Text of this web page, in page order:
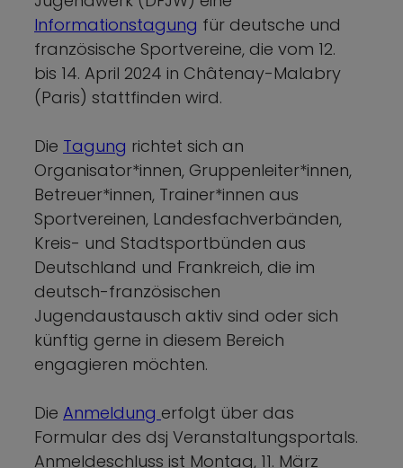
Informationstagung für deutsche und
französische Sportvereine, die vom 12.
bis 14. April 2024 in Châtenay-Malabry
(Paris) stattfinden wird.
Die Tagung richtet sich an
Organisator*innen, Gruppenleiter*innen,
Betreuer*innen, Trainer*innen aus
Sportvereinen, Landesfachverbänden,
Kreis- und Stadtsportbünden aus
Deutschland und Frankreich, die im
deutsch-französischen
Jugendaustausch aktiv sind oder sich
künftig gerne in diesem Bereich
engagieren möchten.
Die Anmeldung erfolgt über das
Formular des dsj Veranstaltungsportals.
Anmeldeschluss ist Montag, 11. März